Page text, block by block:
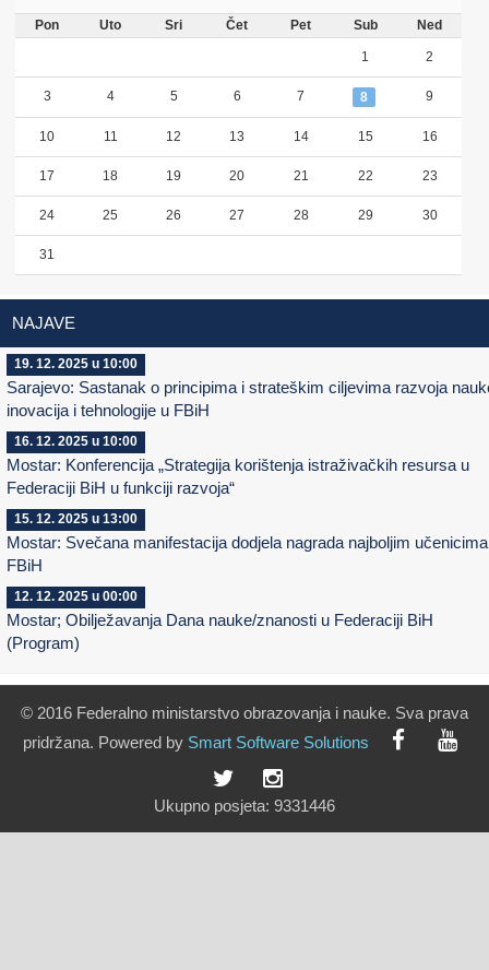
Pon Uto Sri Čet Pet Sub Ned
1 2
3 4 5 6 7 8 9
10 11 12 13 14 15 16
17 18 19 20 21 22 23
24 25 26 27 28 29 30
31
NAJAVE
19. 12. 2025 u 10:00
Sarajevo: Sastanak o principima i strateškim ciljevima razvoja
inovacija i tehnologije u FBiH
16. 12. 2025 u 10:00
Mostar: Konferencija „Strategija korištenja istraživačkih resursa u
Federaciji BiH u funkciji razvoja“
15. 12. 2025 u 13:00
Mostar: Svečana manifestacija dodjela nagrada najboljim
FBiH
12. 12. 2025 u 00:00
Mostar; Obilježavanja Dana nauke/znanosti u Federaciji BiH
(Program)
© 2016 Federalno ministarstvo obrazovanja i nauke. Sva prava
pridržana. Powered by Smart Software Solutions
Ukupno posjeta: 9331446